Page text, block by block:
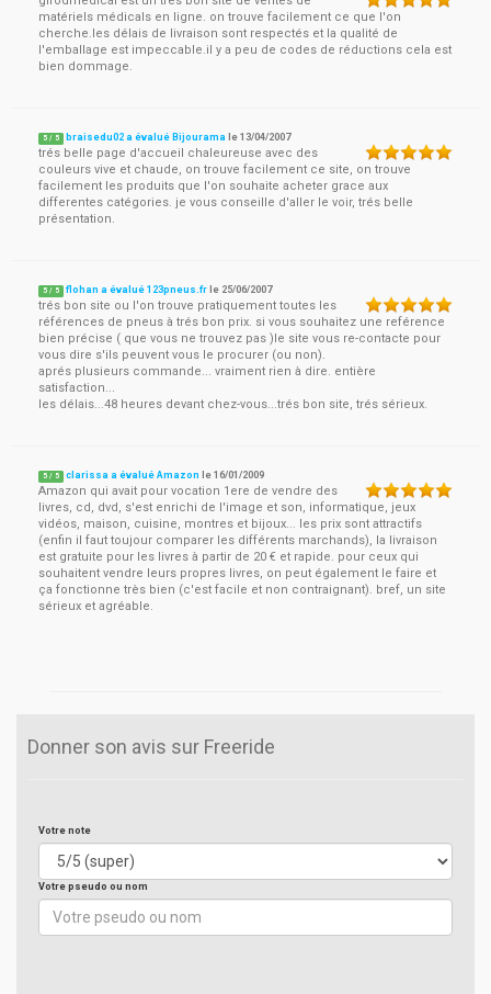
matériels médicals en ligne. on trouve facilement ce que l'on
cherche.les délais de livraison sont respectés et la qualité de
l'emballage est impeccable.il y a peu de codes de réductions cela est
bien dommage.
5 / 5 braisedu02 a évalué Bijourama le13/04/2007
trés belle page d'accueil chaleureuse avec des
couleurs vive et chaude, on trouve facilement ce site, on trouve
facilement les produits que l'on souhaite acheter grace aux
differentes catégories. je vous conseille d'aller le voir, trés belle
présentation.
5 / 5 flohan a évalué 123pneus.fr le 25/06/2007
trés bon site ou l'on trouve pratiquement toutes les
références de pneus à trés bon prix. si vous souhaitez une reférence
bien précise ( que vous ne trouvez pas )le site vous re-contacte pour
vous dire s'ils peuvent vous le procurer (ou non).
aprés plusieurs commande... vraiment rien à dire. entière
satisfaction...
les délais...48 heures devant chez-vous...trés bon site, trés sérieux.
5 / 5 clarissa a évalué Amazon le16/01/2009
Amazon qui avait pour vocation 1ere de vendre des
livres, cd, dvd, s'est enrichi de l'image et son, informatique, jeux
vidéos, maison, cuisine, montres et bijoux... les prix sont attractifs
(enfin il faut toujour comparer les différents marchands), la livraison
est gratuite pour les livres à partir de 20 € et rapide. pour ceux qui
souhaitent vendre leurs propres livres, on peut également le faire et
ça fonctionne très bien (c'est facile et non contraignant). bref, un site
sérieux et agréable.
Donner son avis sur Freeride
Votre note
Votre pseudo ou nom